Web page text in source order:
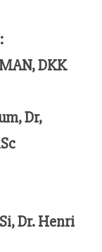
DKK
Dr,
Dr. Henri